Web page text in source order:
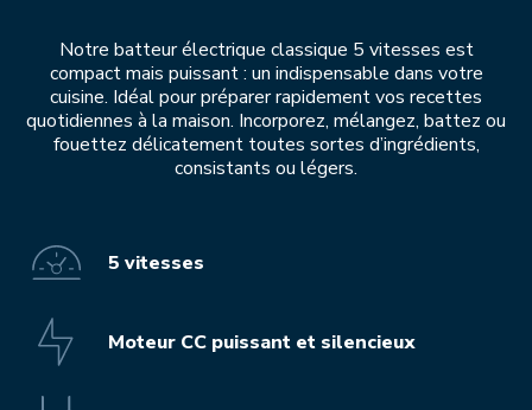
Notre batteur électrique classique 5 vitesses est
compact mais puissant : un indispensable dans votre
cuisine. Idéal pour préparer rapidement vos recettes
quotidiennes à la maison. Incorporez, mélangez, battez ou
fouettez délicatement toutes sortes d’ingrédients,
consistants ou légers.
5 vitesses
Moteur CC puissant et silencieux